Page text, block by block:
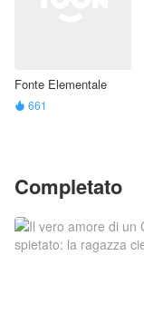
Fonte Elementale
 661
Completato